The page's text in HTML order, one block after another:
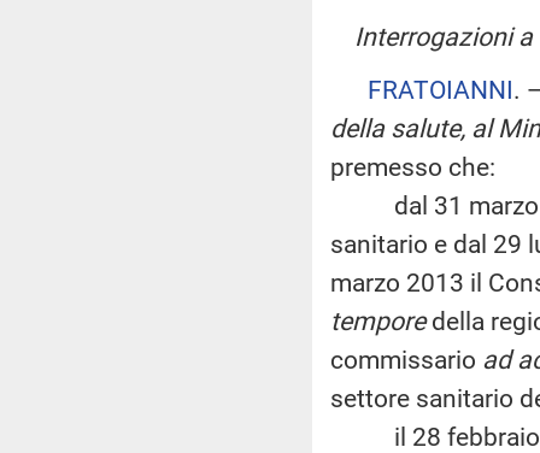
Interrogazioni
FRATOIANNI.
della salute, al
premesso che:
dal 31 marzo
sanitario e dal 29
marzo 2013 il
temporedella
commissario ad
settore sanitario
il 28 febbraio